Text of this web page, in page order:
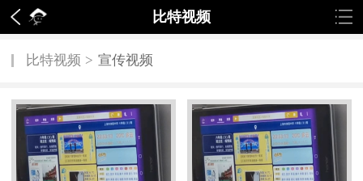
比特视频
比特视频 > 宣传视频